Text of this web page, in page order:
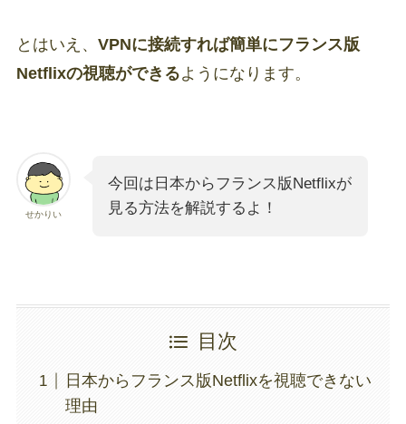
とはいえ、 VPNに接続すれば簡単にフランス版
Netflixの視聴ができるようになります。
せかりい
今回は日本からフランス版Netflixが
見る方法を解説するよ！
目次
日本からフランス版Netflixを視聴できない
理由